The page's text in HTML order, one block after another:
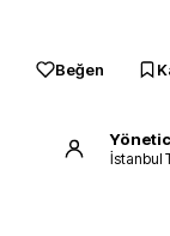
Beğen
İstanbul